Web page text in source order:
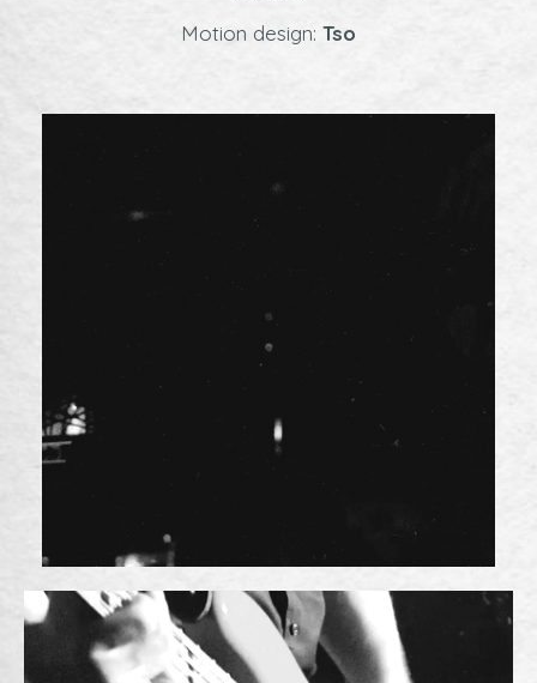
Motion design: Tso